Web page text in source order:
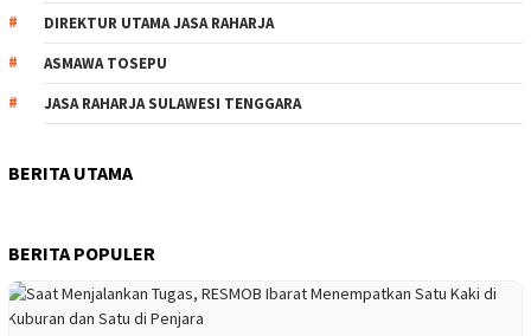
DIREKTUR UTAMA JASA RAHARJA
ASMAWA TOSEPU
JASA RAHARJA SULAWESI TENGGARA
BERITA UTAMA
BERITA POPULER